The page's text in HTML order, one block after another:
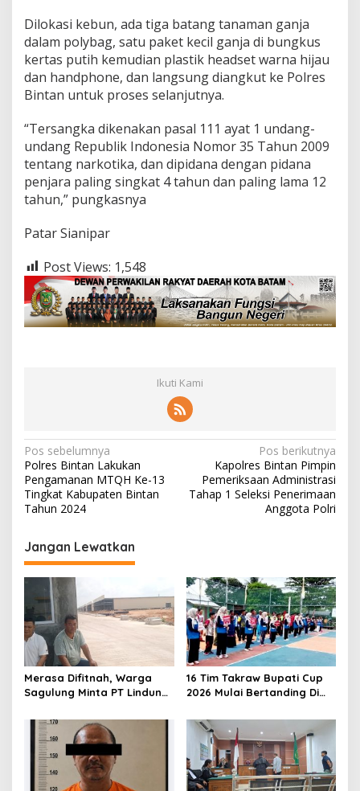
Dilokasi kebun, ada tiga batang tanaman ganja
dalam polybag, satu paket kecil ganja di bungkus
kertas putih kemudian plastik headset warna hijau
dan handphone, dan langsung diangkut ke Polres
Bintan untuk proses selanjutnya.
“Tersangka dikenakan pasal 111 ayat 1 undang-
undang Republik Indonesia Nomor 35 Tahun 2009
tentang narkotika, dan dipidana dengan pidana
penjara paling singkat 4 tahun dan paling lama 12
tahun,” pungkasnya
Patar Sianipar
Post Views: 1,548
Ikuti Kami
N
a
v
g
a
i
p
o
s
Pos sebelumnya
Polres Bintan Lakukan
Pengamanan MTQH Ke-13
Tingkat Kabupaten Bintan
Tahun 2024
Pos berikutnya
Kapolres Bintan Pimpin
Pemeriksaan Administrasi
Tahap 1 Seleksi Penerimaan
Anggota Polri
Jangan Lewatkan
Merasa Difitnah, Warga
Sagulung Minta PT Lindung
Perlakuan Merendahkan
Masyarakat
16 Tim Takraw Bupati Cup
2026 Mulai Bertanding Di